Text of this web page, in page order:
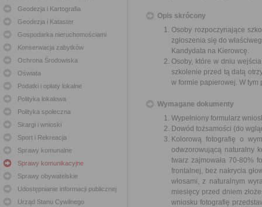
Geodezja i Kartografia
Geodezja i Kataster
Gospodarka nieruchomościami
Konserwacja zabytków
Ochrona Środowiska
Oświata
Podatki i opłaty lokalne
Polityka lokalowa
Polityka społeczna
Skargi i wnioski
Sport i Rekreacja
Sprawy komunalne
Sprawy komunikacyjne
Sprawy obywatelskie
Udostępnianie informacji publicznej
Urząd Stanu Cywilnego
Opis skrócony
Osoby rozpoczynające
zgłoszenia się do
Kandydata na Kierowcę.
Osoby, które w dniu
szkolenie przed tą datą
w formie papierowej. W tym
Wymagane dokumenty
Wypełniony formularz
Dowód tożsamości (do
Kolorową fotografię o
odwzorowującą naturalny
twarz zajmowała 70-80%
frontalnej, bez nakrycia
włosami, z naturalnym
miesięcy przed dniem
wniosku fotografię